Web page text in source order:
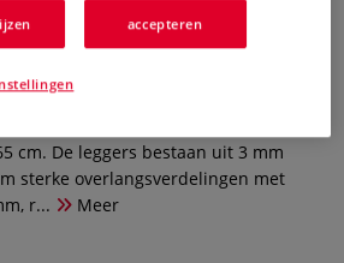
0 Beoordeling
droogvlak van 90 x 126 cm. De
cm. De leggers bestaan uit 3 mm
sterke overlangsverdelingen met
r...
Meer
accepteren